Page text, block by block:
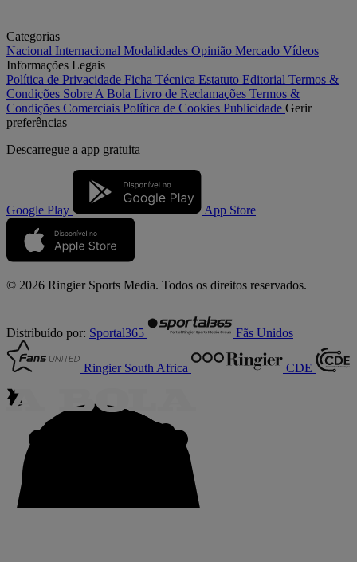
Categorias
Nacional Internacional Modalidades Opinião Mercado Vídeos
Informações Legais
Política de Privacidade Ficha Técnica Estatuto Editorial Termos &
Condições Sobre A Bola Livro de Reclamações Termos &
Condições Comerciais Política de Cookies Publicidade Gerir
preferências
Descarregue a app gratuita
Google Play App Store
© 2026 Ringier Sports Media. Todos os direitos reservados.
Distribuído por: Sportal365 Fãs Unidos
Ringier South Africa CDE